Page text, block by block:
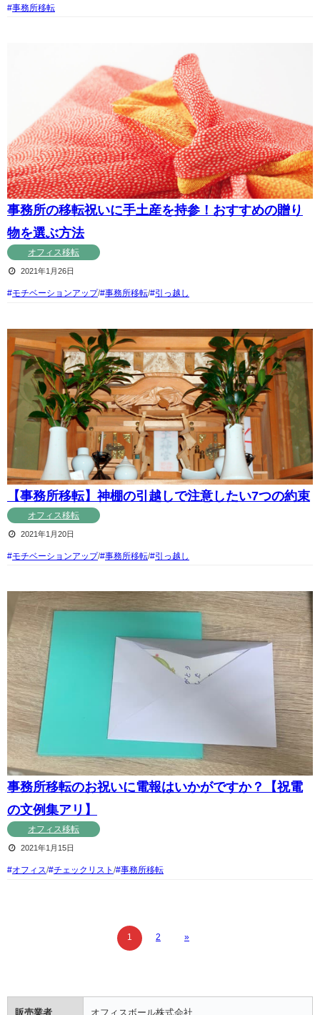
事務所移転
事務所の移転祝いに手土産を持参！おすすめの贈り
物を選ぶ方法
オフィス移転
2021年1月26日
モチベーションアップ/ 事務所移転/ 引っ越し
【事務所移転】神棚の引越しで注意したい7つの約束
オフィス移転
2021年1月20日
モチベーションアップ/ 事務所移転/ 引っ越し
事務所移転のお祝いに電報はいかがですか？【祝電
の文例集アリ】
オフィス移転
2021年1月15日
オフィス/ チェックリスト / 事務所移転
1 2 »
販売業者 オフィスボール株式会社